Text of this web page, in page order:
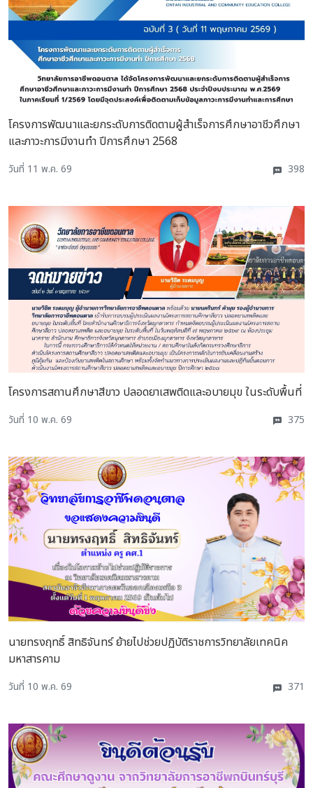
โครงการพัฒนาและยกระดับการติดตามผู้สำเร็จการศึกษาอาชีวศึกษา
และภาวะการมีงานทำ ปีการศึกษา 2568
วันที่ 11 พ.ค. 69 398
โครงการสถานศึกษาสีขาว ปลอดยาเสพติดและอบายมุข ในระดับพื้นที่
วันที่ 10 พ.ค. 69 375
นายทรงฤทธิ์ สิทธิจันทร์ ย้ายไปช่วยปฏิบัติราชการวิทยาลัยเทคนิค
มหาสารคาม
วันที่ 10 พ.ค. 69 371